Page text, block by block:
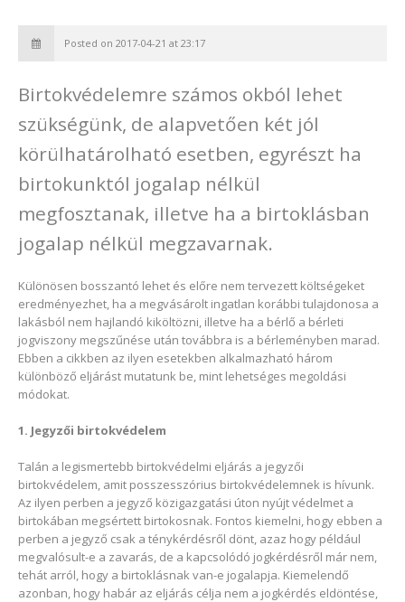
Posted on 2017-04-21 at 23:17
Birtokvédelemre számos okból lehet
szükségünk, de alapvetően két jól
körülhatárolható esetben, egyrészt ha
birtokunktól jogalap nélkül
megfosztanak, illetve ha a birtoklásban
jogalap nélkül megzavarnak.
Különösen bosszantó lehet és előre nem tervezett költségeket
eredményezhet, ha a megvásárolt ingatlan korábbi tulajdonosa a
lakásból nem hajlandó kiköltözni, illetve ha a bérlő a bérleti
jogviszony megszűnése után továbbra is a bérleményben marad.
Ebben a cikkben az ilyen esetekben alkalmazható három
különböző eljárást mutatunk be, mint lehetséges megoldási
módokat.
1. Jegyzői birtokvédelem
Talán a legismertebb birtokvédelmi eljárás a jegyzői
birtokvédelem, amit posszesszórius birtokvédelemnek is hívunk.
Az ilyen perben a jegyző közigazgatási úton nyújt védelmet a
birtokában megsértett birtokosnak. Fontos kiemelni, hogy ebben a
perben a jegyző csak a ténykérdésről dönt, azaz hogy például
megvalósult-e a zavarás, de a kapcsolódó jogkérdésről már nem,
tehát arról, hogy a birtoklásnak van-e jogalapja. Kiemelendő
azonban, hogy habár az eljárás célja nem a jogkérdés eldöntése,